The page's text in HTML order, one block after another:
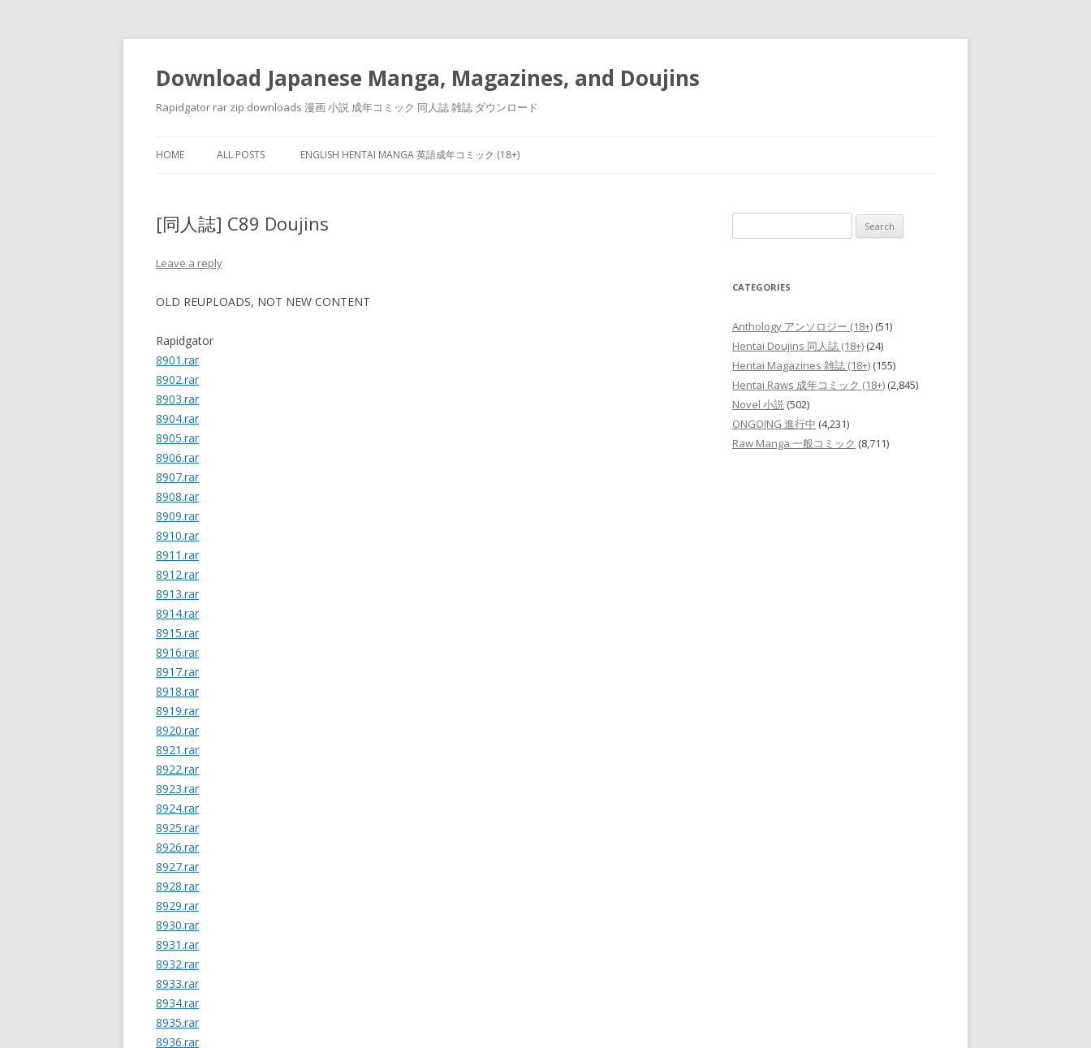
Download Japanese Manga, Magazines, and Doujins
Rapidgator rar zip downloads 漫画 小説 成年コミック 同人誌 雑誌 ダウンロード
HOME ALL POSTS ENGLISH HENTAI MANGA 英語成年コミック (18+)
[同人誌] C89 Doujins
Leave a reply
OLD REUPLOADS, NOT NEW CONTENT
Rapidgator
8901.rar
8902.rar
8903.rar
8904.rar
8905.rar
8906.rar
8907.rar
8908.rar
8909.rar
8910.rar
8911.rar
8912.rar
8913.rar
8914.rar
8915.rar
8916.rar
8917.rar
8918.rar
8919.rar
8920.rar
8921.rar
8922.rar
8923.rar
8924.rar
8925.rar
8926.rar
8927.rar
8928.rar
8929.rar
8930.rar
8931.rar
8932.rar
8933.rar
8934.rar
8935.rar
8936.rar
for:
CATEGORIES
Anthology アンソロジー (18+) (51)
Hentai Doujins 同人誌 (18+) (24)
Hentai Magazines 雑誌 (18+) (155)
Hentai Raws 成年コミック (18+) (2,845)
Novel 小説 (502)
ONGOING 進行中 (4,231)
Raw Manga 一般コミック (8,711)